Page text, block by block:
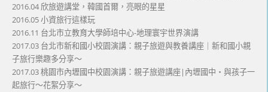
2016.04 欣旅遊講堂，韓國首爾，亮眼的星星
2016.05 小資旅行這樣玩
2016.11 台北市立教育大學師培中心-地理寰宇世界演講
2017.03 台北市新和國小校園演講：親子旅遊與教養講座｜新和國小親
子旅行樂趣多分享～
2017.03 桃園市內壢國中校園演講：親子旅遊講座|內壢國中・與孩子一
起旅行～花絮分享～